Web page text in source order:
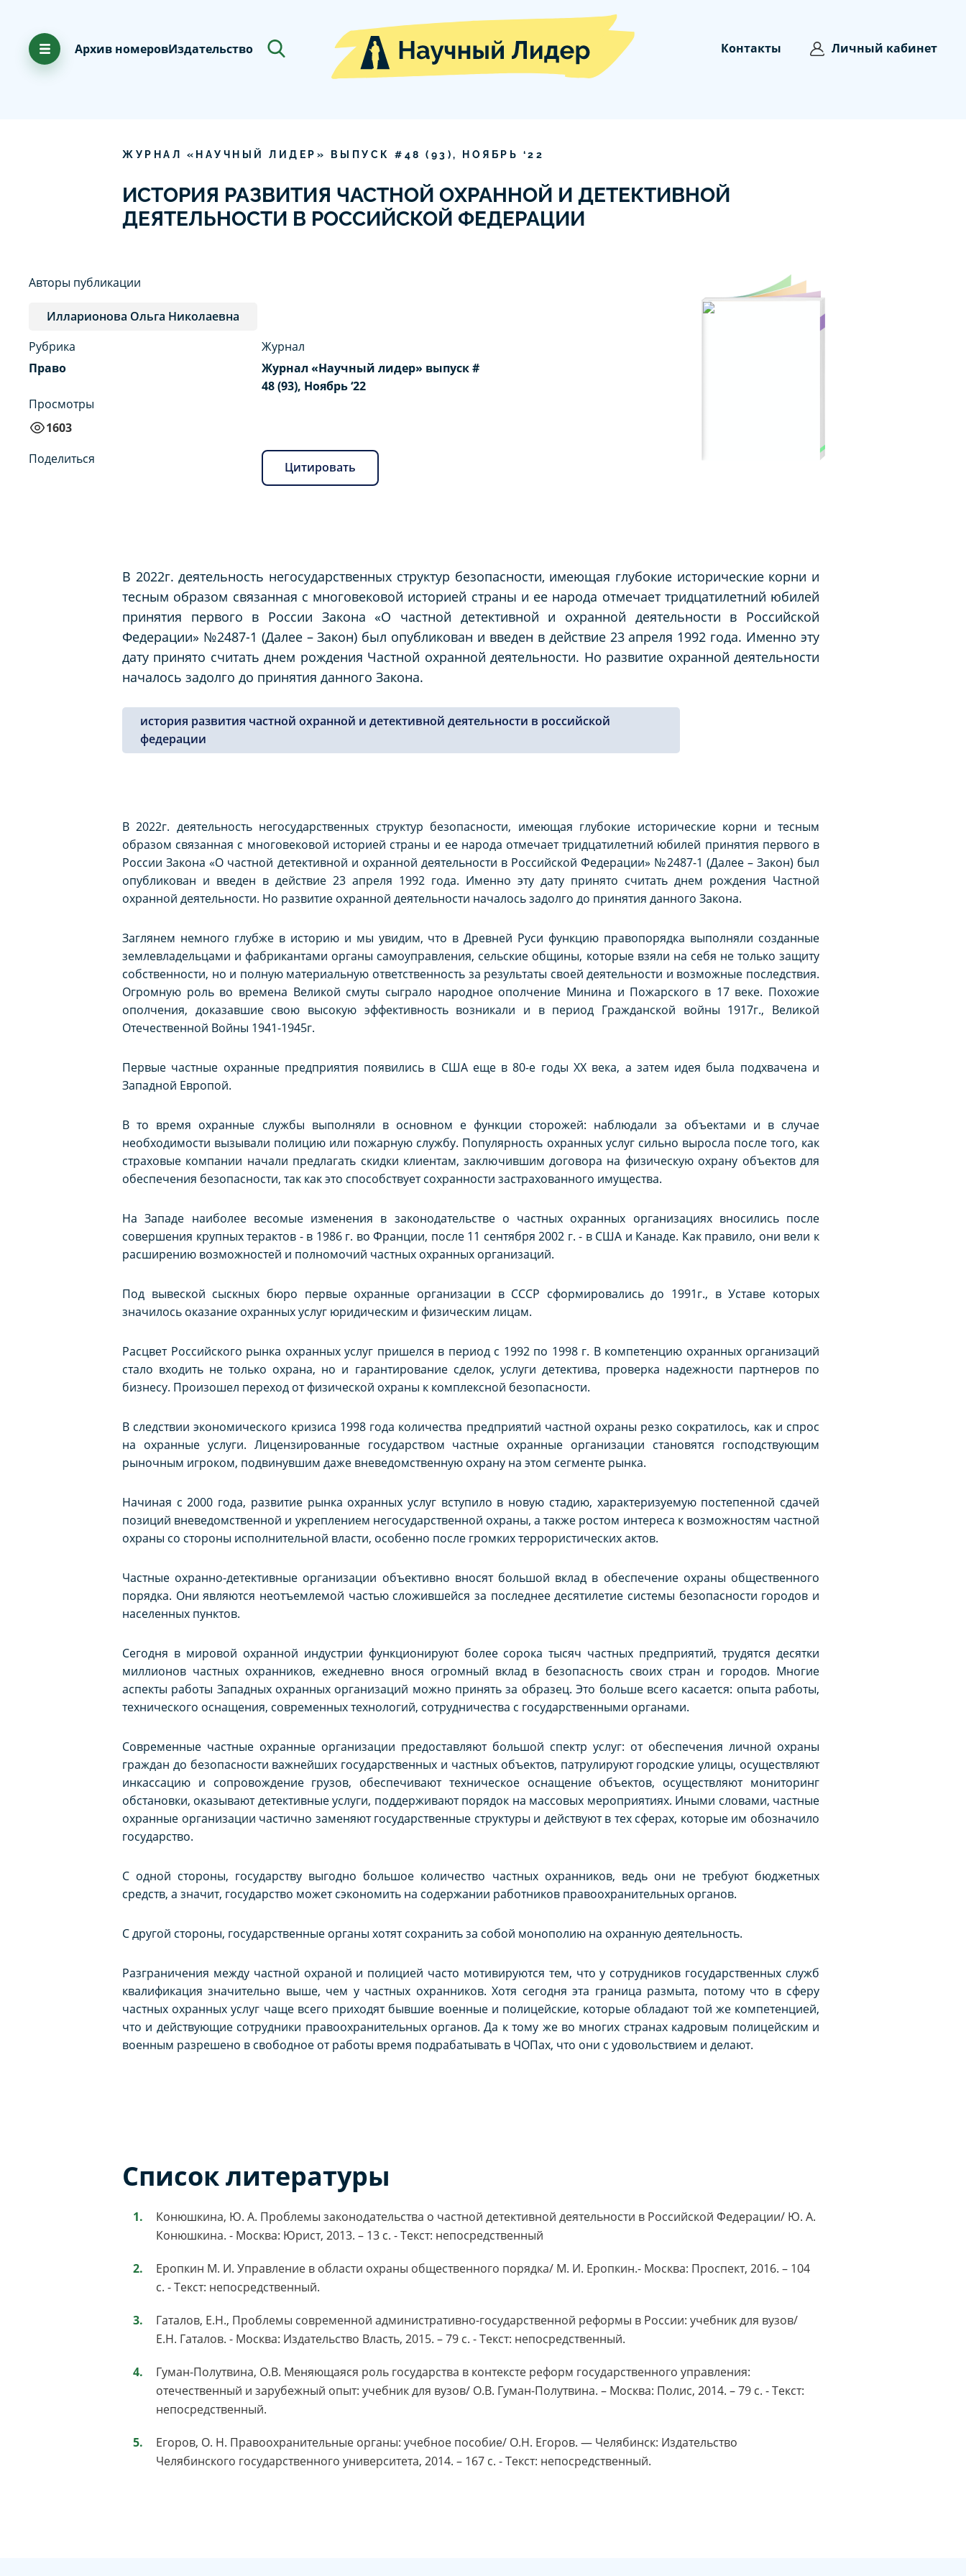
Архив номеровИздательство Контакты Личный кабинет
ЖУРНАЛ «НАУЧНЫЙ ЛИДЕР» ВЫПУСК # 48 ( 93 ), НОЯБРЬ ‘22
ИСТОРИЯ РАЗВИТИЯ ЧАСТНОЙ ОХРАННОЙ И ДЕТЕКТИВНОЙ
ДЕЯТЕЛЬНОСТИ В РОССИЙСКОЙ ФЕДЕРАЦИИ
Авторы публикации
Илларионова Ольга Николаевна
Рубрика
Право
Просмотры
1603
Журнал
Журнал «Научный лидер» выпуск #
48 (93), Ноябрь ‘22
Поделиться
Цитировать
В 2022г. деятельность негосударственных структур безопасности, имеющая глубокие исторические корни и
тесным образом связанная с многовековой историей страны и ее народа отмечает тридцатилетний юбилей
принятия первого в России Закона «О частной детективной и охранной деятельности в Российской
Федерации» №2487-1 (Далее – Закон) был опубликован и введен в действие 23 апреля 1992 года. Именно эту
дату принято считать днем рождения Частной охранной деятельности. Но развитие охранной деятельности
началось задолго до принятия данного Закона.
история развития частной охранной и детективной деятельности в российской
федерации
В 2022г. деятельность негосударственных структур безопасности, имеющая глубокие исторические корни и тесным
образом связанная с многовековой историей страны и ее народа отмечает тридцатилетний юбилей принятия первого в
России Закона «О частной детективной и охранной деятельности в Российской Федерации» №2487-1 (Далее – Закон) был
опубликован и введен в действие 23 апреля 1992 года. Именно эту дату принято считать днем рождения Частной
охранной деятельности. Но развитие охранной деятельности началось задолго до принятия данного Закона.
Заглянем немного глубже в историю и мы увидим, что в Древней Руси функцию правопорядка выполняли созданные
землевладельцами и фабрикантами органы самоуправления, сельские общины, которые взяли на себя не только защиту
собственности, но и полную материальную ответственность за результаты своей деятельности и возможные последствия.
Огромную роль во времена Великой смуты сыграло народное ополчение Минина и Пожарского в 17 веке. Похожие
ополчения, доказавшие свою высокую эффективность возникали и в период Гражданской войны 1917г., Великой
Отечественной Войны 1941-1945г.
Первые частные охранные предприятия появились в США еще в 80-е годы XX века, а затем идея была подхвачена и
Западной Европой.
В то время охранные службы выполняли в основном е функции сторожей: наблюдали за объектами и в случае
необходимости вызывали полицию или пожарную службу. Популярность охранных услуг сильно выросла после того, как
страховые компании начали предлагать скидки клиентам, заключившим договора на физическую охрану объектов для
обеспечения безопасности, так как это способствует сохранности застрахованного имущества.
На Западе наиболее весомые изменения в законодательстве о частных охранных организациях вносились после
совершения крупных терактов - в 1986 г. во Франции, после 11 сентября 2002 г. - в США и Канаде. Как правило, они вели к
расширению возможностей и полномочий частных охранных организаций.
Под вывеской сыскных бюро первые охранные организации в СССР сформировались до 1991г., в Уставе которых
значилось оказание охранных услуг юридическим и физическим лицам.
Расцвет Российского рынка охранных услуг пришелся в период с 1992 по 1998 г. В компетенцию охранных организаций
стало входить не только охрана, но и гарантирование сделок, услуги детектива, проверка надежности партнеров по
бизнесу. Произошел переход от физической охраны к комплексной безопасности.
В следствии экономического кризиса 1998 года количества предприятий частной охраны резко сократилось, как и спрос
на охранные услуги. Лицензированные государством частные охранные организации становятся господствующим
рыночным игроком, подвинувшим даже вневедомственную охрану на этом сегменте рынка.
Начиная с 2000 года, развитие рынка охранных услуг вступило в новую стадию, характеризуемую постепенной сдачей
позиций вневедомственной и укреплением негосударственной охраны, а также ростом интереса к возможностям частной
охраны со стороны исполнительной власти, особенно после громких террористических актов.
Частные охранно-детективные организации объективно вносят большой вклад в обеспечение охраны общественного
порядка. Они являются неотъемлемой частью сложившейся за последнее десятилетие системы безопасности городов и
населенных пунктов.
Сегодня в мировой охранной индустрии функционируют более сорока тысяч частных предприятий, трудятся десятки
миллионов частных охранников, ежедневно внося огромный вклад в безопасность своих стран и городов. Многие
аспекты работы Западных охранных организаций можно принять за образец. Это больше всего касается: опыта работы,
технического оснащения, современных технологий, сотрудничества с государственными органами.
Современные частные охранные организации предоставляют большой спектр услуг: от обеспечения личной охраны
граждан до безопасности важнейших государственных и частных объектов, патрулируют городские улицы, осуществляют
инкассацию и сопровождение грузов, обеспечивают техническое оснащение объектов, осуществляют мониторинг
обстановки, оказывают детективные услуги, поддерживают порядок на массовых мероприятиях. Иными словами, частные
охранные организации частично заменяют государственные структуры и действуют в тех сферах, которые им обозначило
государство.
С одной стороны, государству выгодно большое количество частных охранников, ведь они не требуют бюджетных
средств, а значит, государство может сэкономить на содержании работников правоохранительных органов.
С другой стороны, государственные органы хотят сохранить за собой монополию на охранную деятельность.
Разграничения между частной охраной и полицией часто мотивируются тем, что у сотрудников государственных служб
квалификация значительно выше, чем у частных охранников. Хотя сегодня эта граница размыта, потому что в сферу
частных охранных услуг чаще всего приходят бывшие военные и полицейские, которые обладают той же компетенцией,
что и действующие сотрудники правоохранительных органов. Да к тому же во многих странах кадровым полицейским и
военным разрешено в свободное от работы время подрабатывать в ЧОПах, что они с удовольствием и делают.
Список литературы
Конюшкина, Ю. А. Проблемы законодательства о частной детективной деятельности в Российской Федерации/ Ю. А.
Конюшкина. - Москва: Юрист, 2013. – 13 с. - Текст: непосредственный
Еропкин М. И. Управление в области охраны общественного порядка/ М. И. Еропкин.- Москва: Проспект, 2016. – 104
с. - Текст: непосредственный.
Гаталов, Е.Н., Проблемы современной административно-государственной реформы в России: учебник для вузов/
Е.Н. Гаталов. - Москва: Издательство Власть, 2015. – 79 с. - Текст: непосредственный.
Гуман-Полутвина, О.В. Меняющаяся роль государства в контексте реформ государственного управления:
отечественный и зарубежный опыт: учебник для вузов/ О.В. Гуман-Полутвина. – Москва: Полис, 2014. – 79 с. - Текст:
непосредственный.
Егоров, О. Н. Правоохранительные органы: учебное пособие/ О.Н. Егоров. — Челябинск: Издательство
Челябинского государственного университета, 2014. – 167 с. - Текст: непосредственный.